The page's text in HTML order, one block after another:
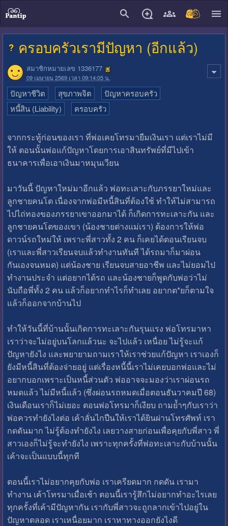
ครอบครัวเรามีปัญหา (อีกแล้ว)
สมาชิกหมายเลข 1336177
09 เมษายน 2569 เวลา 09:14:05 น.
ปัญหาชีวิต สุขภาพจิต
ปัญหาครอบครัว
หนี้สิน (Liability)
ครอบครัว
จากกระทู้ก่อนของเรา ที่พ่อเคยโทรมายืมเงินเรา แต่เราไม่มี
ให้ ตอนนั้นพ่อแก้ปัญหาโดยการเอาสินทรัพย์ที่มีไปเข้า
ธนาคารเพื่อเอาเงินมาหมุนเวียน
มาวันนี้ ปัญหาใหม่มาอีกแล้ว พ่อทะเลาะกับภรรยาใหม่และ
ลูกชายคนโต เนื่องจากพ่อมีหนี้สินที่ต้องใช้ ทำให้ไม่สามารถ
ไปไถ่ทองของภรรยาเขาออกมาได้ ก็เกิดการทะเลาะกัน และ
ลูกชายคนโตของเขา (น้องชายต่างแม่เรา) ต้องการให้พ่อ
ดาวน์รถใหม่ให้ เพราะพี่สาวทั้ง 2 คน ก็เคยได้ตอนเรียนจบ
(เราและพี่สาวเรียนจบแล้วทำงานทันที ได้รถมาก็มาผ่อน
กันเองจนหมด) แต่น้องชาย เรียนจบสายอาชีพ และไม่ยอมไป
ทำงานประจำ แต่อยากได้รถ และน้องชายก็พูดกับพ่อว่าไม่
นับถือพี่ทั้ง 2 คน แล้วก็อยากทำไรก็ทำเลย อยากต*ยก็ตามใจ
แล้วก็ออกจากบ้านไป
ทำให้วันนี้ที่บ้านนั้นเกิดการทะเลาะกันรุนแรง พ่อโทรมาหา
เราว่าจะไม่อยู่บนโลกแล้วนะ จะไปแล้ว เหนื่อย ไม่รู้จะแก้
ปัญหายังไง และพยายามถามเราให้เราช่วยแก้ปัญหา เราเองก็
ยังมีหนี้สินที่ต้องจ่ายอยู่ แต่เรื่องหนี้นี้เราไม่เคยบอกพ่อและไม่
อยากบอกเพราะเป็นหนี้ส่วนตัว พ่ออาจจะมองว่าเราผ่อนรถ
หมดแล้ว ไม่มีหนี้แล้ว (ซึ่งผ่อนรถหมดเมื่อตอนธันวาคมปี 68)
เงินเดือนเราก็ไม่เยอะ ตอนพ่อโทรมาก็เงียบ ถามย้ำๆกับเราว่า
พ่อควรทำยังไงต่อ เค้าลั่นไกปืนให้เราได้ยินผ่านโทรศัพท์ เรา
กดดันมาก ไม่รู้ต้องทำยังไง เลยวางสายก่อนเพื่อคุยกับพี่สาว พี่
สาวเองก็ไม่รู้จะทำยังไง เพราะทุกครั้งที่พ่อทะเลาะกับบ้านนั้น
เค้าจะเป็นแบบนี้ทุกที
ตอนนี้เราไม่อยากคุยกับพ่อ เราเครียดมาก กดดัน เรามา
ทำงาน เค้าโทรมาเมื่อเช้า ตอนนี้เรารู้สึกไม่อยากทำอะไรเลย
ทุกครั้งที่เค้ามีปัญหากัน เรากับพี่สาวจะถูกลากเข้าไปอยู่ใน
ปัญหาตลอด เราเหนื่อยมาก เราหาทางออกยังไงดี
close